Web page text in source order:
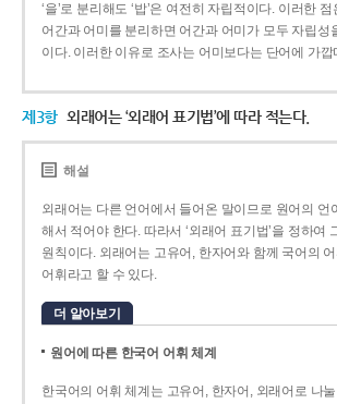
‘을’로 분리해도 ‘밥’은 여전히 자립적이다. 이러한
어간과 어미를 분리하면 어간과 어미가 모두 자립성
이다. 이러한 이유로 조사는 어미보다는 단어에 가깝
제3항 외래어는 ‘외래어 표기법’에 따라 적는다.
해설
외래어는 다른 언어에서 들어온 말이므로 원어의 언
해서 적어야 한다. 따라서 ‘외래어 표기법’을 정하여
원칙이다. 외래어는 고유어, 한자어와 함께 국어의
어휘라고 할 수 있다.
더 알아보기
원어에 따른 한국어 어휘 체계
한국어의 어휘 체계는 고유어, 한자어, 외래어로 나